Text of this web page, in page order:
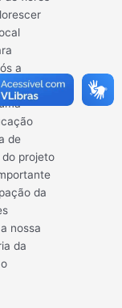
a
o ano
de
projeto
da
nossa
da